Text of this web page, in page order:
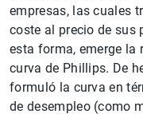
empresas, las cuales
coste al precio de sus
esta forma, emerge la
curva de Phillips. De
formuló la curva en
de desempleo (como